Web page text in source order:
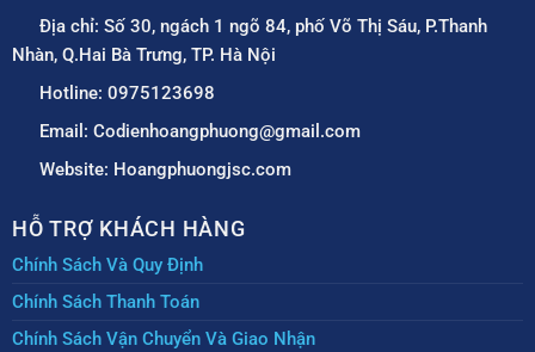
Địa chỉ: Số 30, ngách 1 ngõ 84, phố Võ Thị Sáu, P.Thanh
Nhàn, Q.Hai Bà Trưng, TP. Hà Nội
Hotline: 0975123698
Email: Codienhoangphuong@gmail.com
Website: Hoangphuongjsc.com
HỖ TRỢ KHÁCH HÀNG
Chính Sách Và Quy Định
Chính Sách Thanh Toán
Chính Sách Vận Chuyển Và Giao Nhận